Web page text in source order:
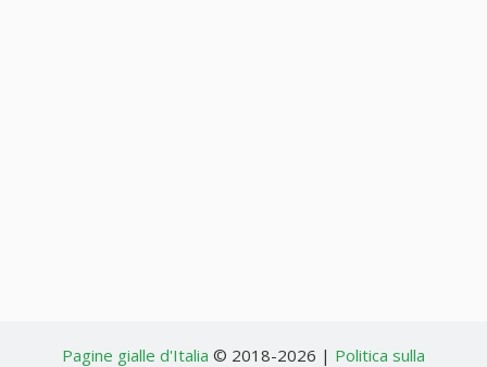
Pagine gialle d'Italia © 2018-2026 | Politica sulla